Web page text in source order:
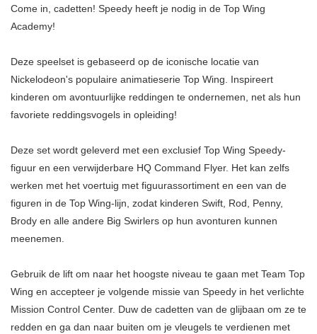
Come in, cadetten! Speedy heeft je nodig in de Top Wing
Academy!
Deze speelset is gebaseerd op de iconische locatie van
Nickelodeon's populaire animatieserie Top Wing. Inspireert
kinderen om avontuurlijke reddingen te ondernemen, net als hun
favoriete reddingsvogels in opleiding!
Deze set wordt geleverd met een exclusief Top Wing Speedy-
figuur en een verwijderbare HQ Command Flyer. Het kan zelfs
werken met het voertuig met figuurassortiment en een van de
figuren in de Top Wing-lijn, zodat kinderen Swift, Rod, Penny,
Brody en alle andere Big Swirlers op hun avonturen kunnen
meenemen.
Gebruik de lift om naar het hoogste niveau te gaan met Team Top
Wing en accepteer je volgende missie van Speedy in het verlichte
Mission Control Center. Duw de cadetten van de glijbaan om ze te
redden en ga dan naar buiten om je vleugels te verdienen met